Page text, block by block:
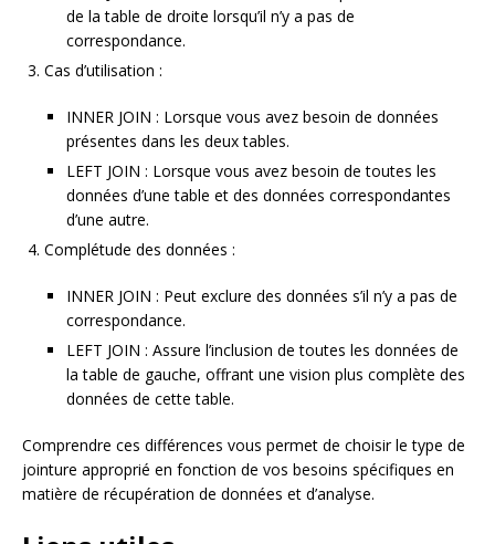
de la table de droite lorsqu’il n’y a pas de
correspondance.
Cas d’utilisation :
INNER JOIN : Lorsque vous avez besoin de données
présentes dans les deux tables.
LEFT JOIN : Lorsque vous avez besoin de toutes les
données d’une table et des données correspondantes
d’une autre.
Complétude des données :
INNER JOIN : Peut exclure des données s’il n’y a pas de
correspondance.
LEFT JOIN : Assure l’inclusion de toutes les données de
la table de gauche, offrant une vision plus complète des
données de cette table.
Comprendre ces différences vous permet de choisir le type de
jointure approprié en fonction de vos besoins spécifiques en
matière de récupération de données et d’analyse.